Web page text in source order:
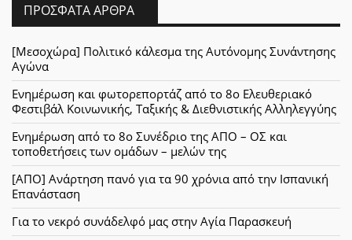
ΠΡΌΣΦΑΤΑ ΆΡΘΡΑ
[Μεσοχώρα] Πολιτικό κάλεσμα της Αυτόνομης Συνάντησης
Αγώνα
Ενημέρωση και φωτορεπορτάζ από το 8ο Ελευθεριακό
Φεστιβάλ Κοινωνικής, Ταξικής & Διεθνιστικής Αλληλεγγύης
Ενημέρωση από το 8ο Συνέδριο της ΑΠΟ – ΟΣ και
τοποθετήσεις των ομάδων – μελών της
[ΑΠΟ] Ανάρτηση πανό για τα 90 χρόνια από την Ισπανική
Επανάσταση
Για το νεκρό συνάδελφό μας στην Αγία Παρασκευή